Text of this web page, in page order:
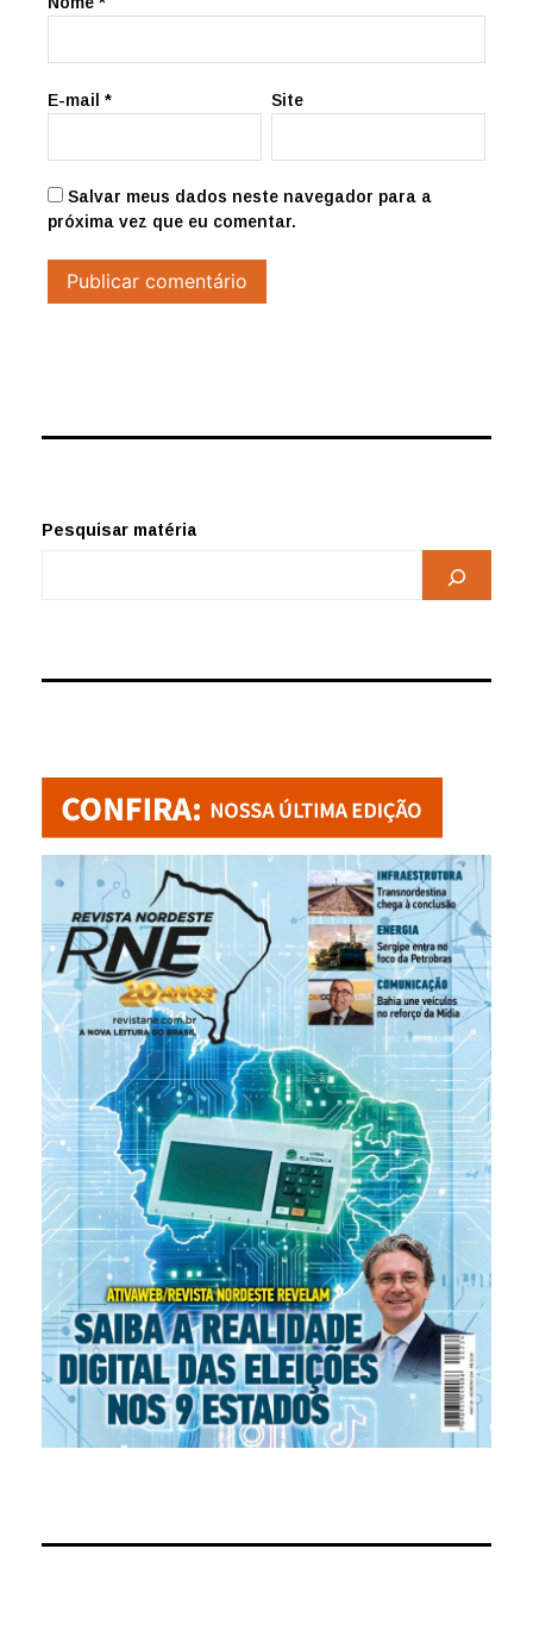
E-mail * Site
Salvar meus dados neste navegador para a
próxima vez que eu comentar.
Pesquisar matéria